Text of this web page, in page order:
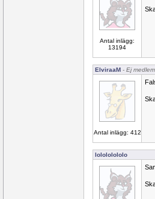
Antal inlägg:
13194
ElviraaM - Ej
Antal inlägg: 412
lolololololo